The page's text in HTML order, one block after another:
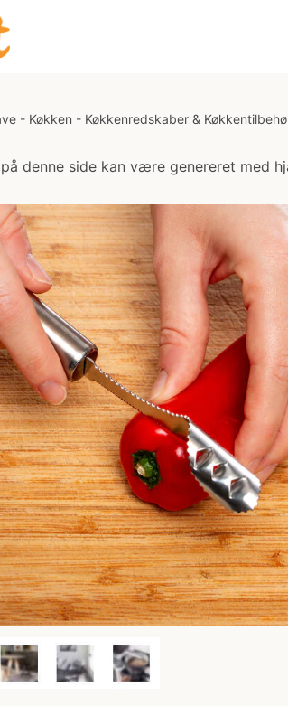
- Køkken - Køkkenredskaber &
denne side kan være genereret med